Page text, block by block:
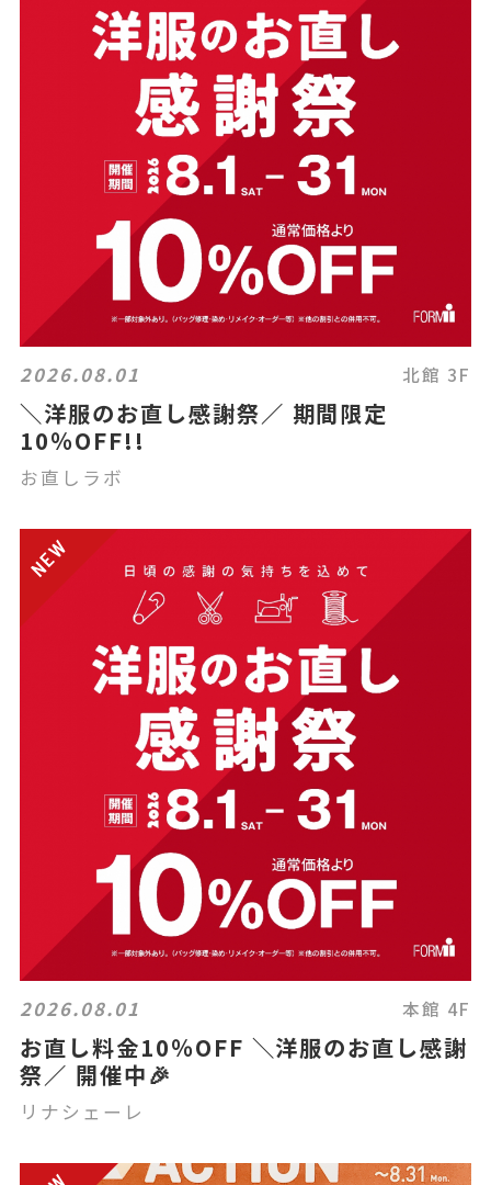
2026.08.01 北館 3F
＼洋服のお直し感謝祭／ 期間限定
10％OFF!!
お直しラボ
2026.08.01 本館 4F
お直し料金10％OFF ＼洋服のお直し感謝
祭／ 開催中🎉
リナシェーレ